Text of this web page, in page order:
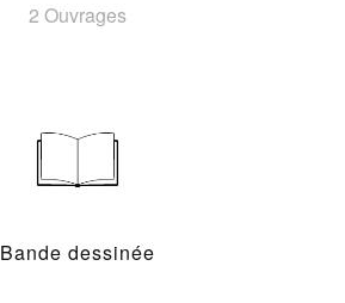
2 Ouvrages
Bande dessinée